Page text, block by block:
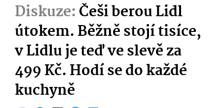
Diskuze:Češi berou Lidl
útokem. Běžně stojí tisíce,
v Lidlu je teď ve slevě za
499 Kč. Hodí se do každé
kuchyně